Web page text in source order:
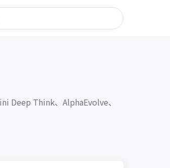
Deep Think、AlphaEvolve、